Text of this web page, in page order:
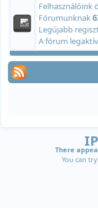
Felhasználóink
Fórumunknak
Legújabb
A fórum
There
You can